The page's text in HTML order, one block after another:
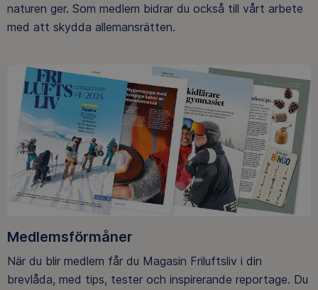
naturen ger. Som medlem bidrar du också till vårt arbete
med att skydda allemansrätten.
Medlemsförmåner
När du blir medlem får du Magasin Friluftsliv i din
brevlåda, med tips, tester och inspirerande reportage. Du